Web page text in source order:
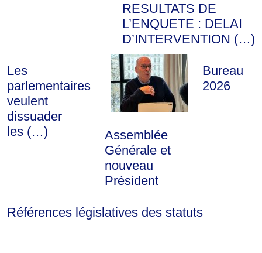
RESULTATS DE
L’ENQUETE : DELAI
D’INTERVENTION (…)
Les
parlementaires
veulent
dissuader
les (…)
Assemblée
Générale et
nouveau
Président
Bureau
2026
Références législatives des statuts